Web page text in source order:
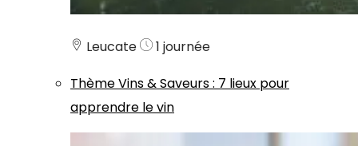
Leucate
1 journée
ThèmeVins & Saveurs: 7 lieux pour
apprendre le vin